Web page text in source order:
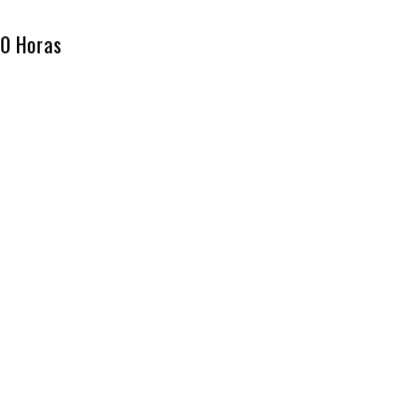
Horas